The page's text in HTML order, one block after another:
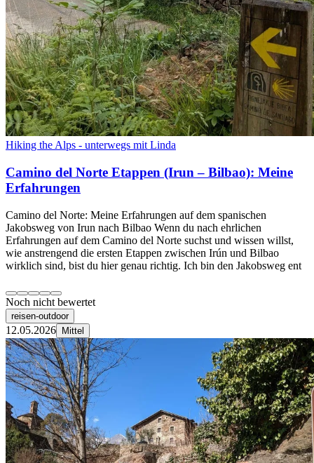
Hiking the Alps - unterwegs mit Linda
Camino del Norte Etappen (Irun – Bilbao): Meine
Erfahrungen
Camino del Norte: Meine Erfahrungen auf dem spanischen
Jakobsweg von Irun nach Bilbao Wenn du nach ehrlichen
Erfahrungen auf dem Camino del Norte suchst und wissen willst,
wie anstrengend die ersten Etappen zwischen Irún und Bilbao
wirklich sind, bist du hier genau richtig. Ich bin den Jakobsweg ent
Noch nicht bewertet
reisen-outdoor
12.05.2026 Mittel